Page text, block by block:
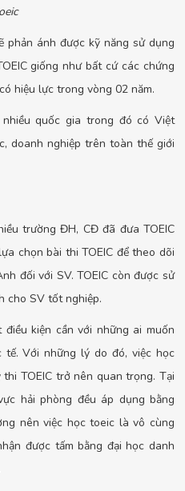
phản ánh được kỹ năng sử dụng
giống như bất cứ các chứng
hiệu lực trong vòng 02 năm.
quốc gia trong đó có Việt
doanh nghiệp trên toàn thế giới
trường ĐH, CĐ đã đưa TOEIC
chọn bài thi TOEIC để theo dõi
đối với SV. TOEIC còn được sử
cho SV tốt nghiệp.
kiện cần với những ai muốn
Với những lý do đó, việc học
TOEIC trở nên quan trọng. Tại
hải phòng đều áp dụng bằng
nên việc học toeic là vô cùng
được tấm bằng đại học danh